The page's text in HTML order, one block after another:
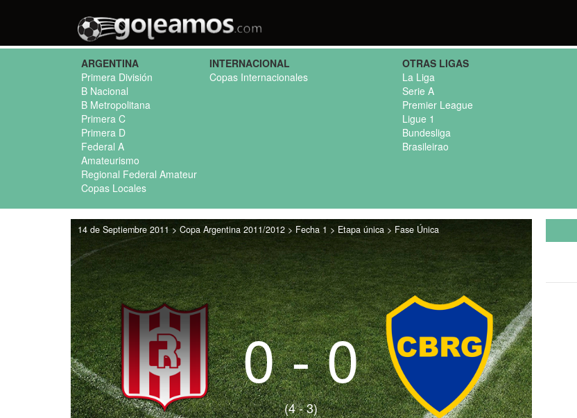
ARGENTINA
Primera División
B Nacional
B Metropolitana
Primera C
Primera D
Federal A
Amateurismo
Regional Federal Amateur
Copas Locales
INTERNACIONAL
Copas Internacionales
OTRAS LIGAS
La Liga
Serie A
Premier League
Ligue 1
Bundesliga
Brasileirao
14 de Septiembre 2011 > Copa Argentina 2011/2012 > Fecha 1 > Etapa única > Fase Única
0 - 0
(4 - 3)